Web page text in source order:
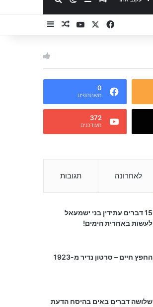
Facebook
YouTubeמאמר אקראי
0
משתתפים
372
מעודכנים
לאחרונה תגובות
15 דברים עתידין בני ישמעאל
לעשות באחרית הימים!
החפץ חיים – סרטון נדיר מ-1923
שלושה דברים באים בהיסח הדעת